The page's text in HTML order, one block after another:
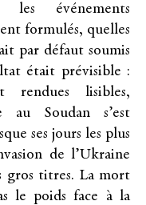
événements
formulés, quelles
par défaut soumis
était prévisible :
rendues lisibles,
au Soudan s’est
ses jours les plus
de l’Ukraine
gros titres. La mort
le poids face à la